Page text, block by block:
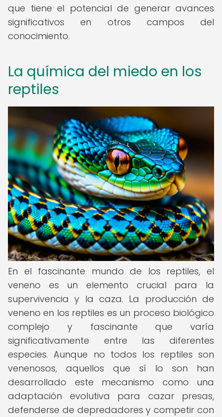
que tiene el potencial de generar avances
significativos en otros campos del
conocimiento.
La química del miedo en los
reptiles
En el fascinante mundo de los reptiles, el
veneno es un elemento crucial para la
supervivencia y la caza. La producción de
veneno en los reptiles es un proceso biológico
complejo y fascinante que varía
significativamente entre las diferentes
especies. Aunque no todos los reptiles son
venenosos, aquellos que sí lo son han
desarrollado este mecanismo como una
adaptación evolutiva para cazar presas,
defenderse de depredadores y competir con